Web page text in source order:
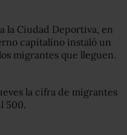
la Ciudad Deportiva, en
capitalino instaló un
migrantes que lleguen.
la cifra de migrantes
500.